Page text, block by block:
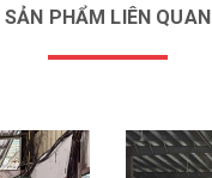
SẢN PHẨM LIÊN QUAN